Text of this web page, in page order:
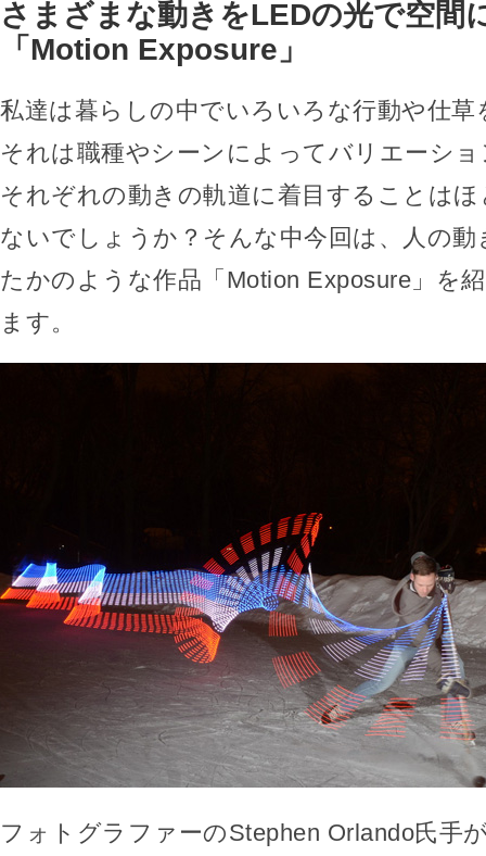
さまざまな動きをLEDの光で空間
「Motion Exposure」
私達は暮らしの中でいろいろな行動や仕
それは職種やシーンによってバリエーシ
それぞれの動きの軌道に着目することは
ないでしょうか？そんな中今回は、人の動
たかのような作品「Motion Exposure」を
ます。
フォトグラファーのStephen Orlando氏手